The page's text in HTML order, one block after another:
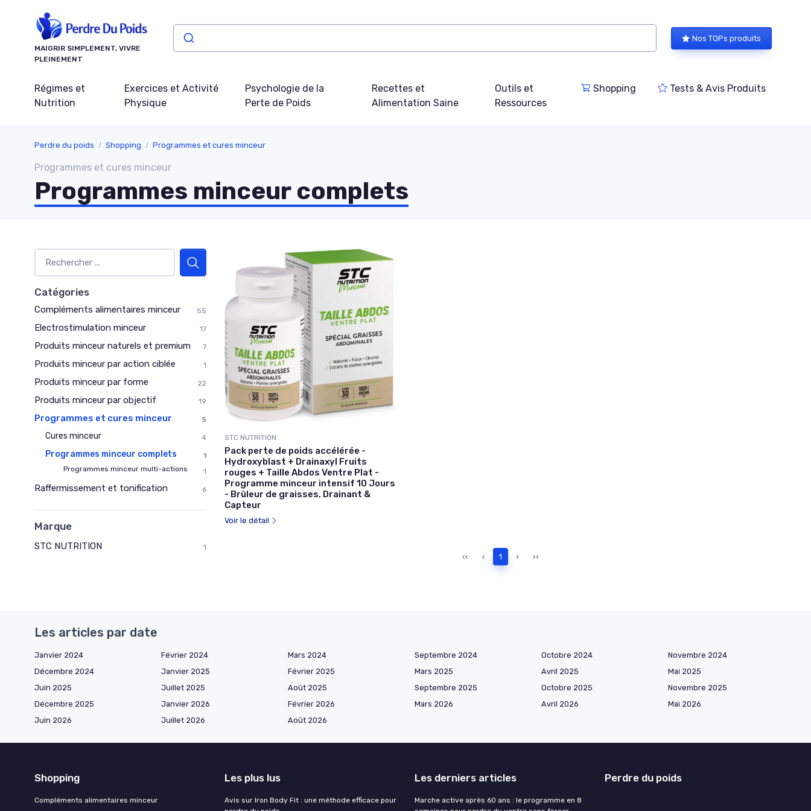
MAIGRIR SIMPLEMENT, VIVRE
PLEINEMENT
Nos TOPs produits
Régimes et
Nutrition
Exercices et Activité
Physique
Psychologie de la
Perte de Poids
Recettes et
Alimentation Saine
Outils et
Ressources
Shopping Tests & Avis Produits
Perdre du poids Shopping Programmes et cures minceur
Programmes et cures minceur
Programmes minceur complets
Catégories
Compléments alimentaires minceur 55
Electrostimulation minceur 17
Produits minceur naturels et premium 7
Produits minceur par action ciblée 1
Produits minceur par forme 22
Produits minceur par objectif 19
Programmes et cures minceur 5
Cures minceur 4
Programmes minceur complets
1
Programmes minceur multi-actions
1
Raffermissement et tonification 6
Marque
STC NUTRITION 1
STC NUTRITION
Pack perte de poids accélérée -
Hydroxyblast + Drainaxyl Fruits
rouges + Taille Abdos Ventre Plat -
Programme minceur intensif 10 Jours
- Brûleur de graisses, Drainant &
Capteur
Voir le détail
‹‹ ‹ 1 › ››
Les articles par date
Janvier 2024 Février 2024 Mars 2024 Septembre 2024 Octobre 2024
Novembre 2024
Décembre 2024
Janvier 2025 Février 2025 Mars 2025 Avril 2025
Mai 2025
Juin 2025
Juillet 2025 Août 2025 Septembre 2025 Octobre 2025
Novembre 2025
Décembre 2025
Janvier 2026 Février 2026 Mars 2026 Avril 2026
Mai 2026
Juin 2026
Juillet 2026 Août 2026
Shopping
Compléments alimentaires minceur
Les plus lus
Avis sur Iron Body Fit : une méthode efficace pour
Les derniers articles
Marche active après 60 ans : le programme en 8
Perdre du poids